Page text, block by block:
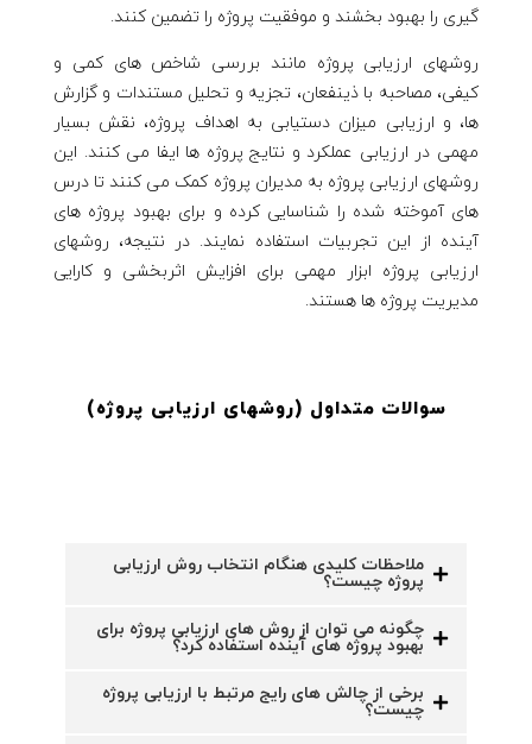
گیری را بهبود بخشند و موفقیت پروژه را تضمین کنند.
روشهای ارزیابی پروژه مانند بررسی شاخص های کمی و
کیفی، مصاحبه با ذینفعان، تجزیه و تحلیل مستندات و گزارش
ها، و ارزیابی میزان دستیابی به اهداف پروژه، نقش بسیار
مهمی در ارزیابی عملکرد و نتایج پروژه ها ایفا می کنند. این
روشهای ارزیابی پروژه به مدیران پروژه کمک می کنند تا درس
های آموخته شده را شناسایی کرده و برای بهبود پروژه های
آینده از این تجربیات استفاده نمایند. در نتیجه، روشهای
ارزیابی پروژه ابزار مهمی برای افزایش اثربخشی و کارایی
مدیریت پروژه ها هستند.
سوالات متداول (روشهای ارزیابی پروژه)
ملاحظات کلیدی هنگام انتخاب روش ارزیابی
پروژه چیست؟
چگونه می توان از روش های ارزیابی پروژه برای
بهبود پروژه های آینده استفاده کرد؟
برخی از چالش های رایج مرتبط با ارزیابی پروژه
چیست؟